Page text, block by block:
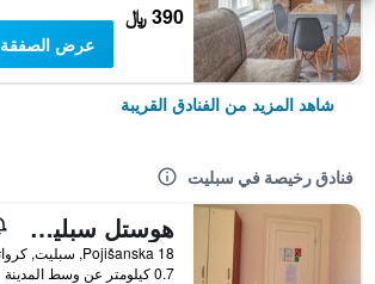
390 ﷼
عرض الصفقة
شاهد المزيد من الفنادق القريبة
فنادق رخيصة في سبليت
هوستل سبليت باكباكرز 2
Pojišanska 18, سبليت, كرواتيا
0.7 كيلومتر عن وسط المدينة